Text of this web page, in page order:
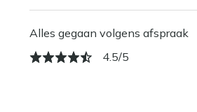
Alles gegaan volgens afspraak
4.5/5